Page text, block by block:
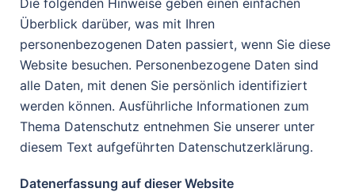
Die folgenden Hinweise geben einen einfachen
Überblick darüber, was mit Ihren
personenbezogenen Daten passiert, wenn Sie diese
Website besuchen. Personenbezogene Daten sind
alle Daten, mit denen Sie persönlich identifiziert
werden können. Ausführliche Informationen zum
Thema Datenschutz entnehmen Sie unserer unter
diesem Text aufgeführten Datenschutzerklärung.
Datenerfassung auf dieser Website